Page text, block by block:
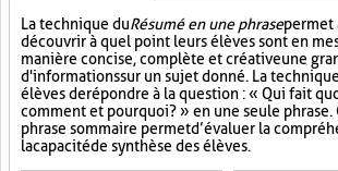
La technique duRésumé en une phrasepermet
découvrir à quel point leurs élèves sont en
manière concise, complète et créative une
d'informations sur un sujet donné. La
élèves de répondre à la question : « Qui fait
comment et pourquoi? » en une seule phrase.
phrase sommaire permet d’évaluer la
la capacité de synthèse des élèves.